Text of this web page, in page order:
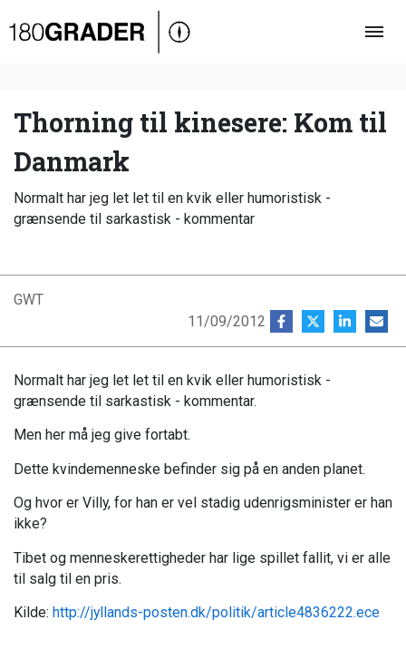
Oversigt
Debat
Video
Podcast
Thorning til kinesere: Kom til
Danmark
Normalt har jeg let let til en kvik eller humoristisk -
grænsende til sarkastisk - kommentar
GWT
11/09/2012
Normalt har jeg let let til en kvik eller humoristisk -
grænsende til sarkastisk - kommentar.
Men her må jeg give fortabt.
Dette kvindemenneske befinder sig på en anden planet.
Og hvor er Villy, for han er vel stadig udenrigsminister er han
ikke?
Tibet og menneskerettigheder har lige spillet fallit, vi er alle
til salg til en pris.
Kilde: http://jyllands-posten.dk/politik/article4836222.ece